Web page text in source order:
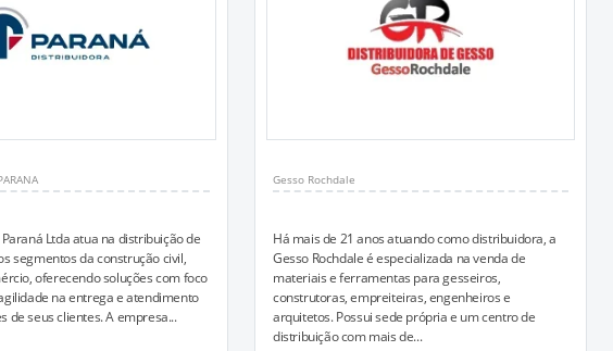
Ltda atua na distribuição de
segmentos da construção civil,
oferecendo soluções com foco
na entrega e atendimento
de seus clientes. A empresa...
Gesso Rochdale
Há mais de 21 anos atuando como distribuidora, a
Gesso Rochdale é especializada na venda de
materiais e ferramentas para gesseiros,
construtoras, empreiteiras, engenheiros e
arquitetos. Possui sede própria e um centro de
distribuição com mais de...